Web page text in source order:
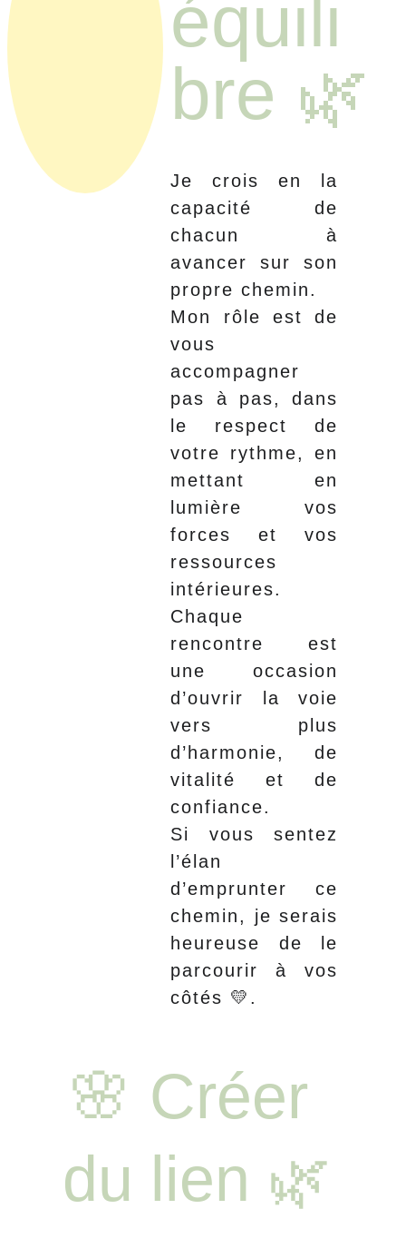
équili
bre 🌿
Je crois en la
capacité de
chacun à
avancer sur son
propre chemin.
Mon rôle est de
vous
accompagner
pas à pas, dans
le respect de
votre rythme, en
mettant en
lumière vos
forces et vos
ressources
intérieures.
Chaque
rencontre est
une occasion
d’ouvrir la voie
vers plus
d’harmonie, de
vitalité et de
confiance.
Si vous sentez
l’élan
d’emprunter ce
chemin, je serais
heureuse de le
parcourir à vos
côtés 💛.
🌸 Créer
du lien 🌿